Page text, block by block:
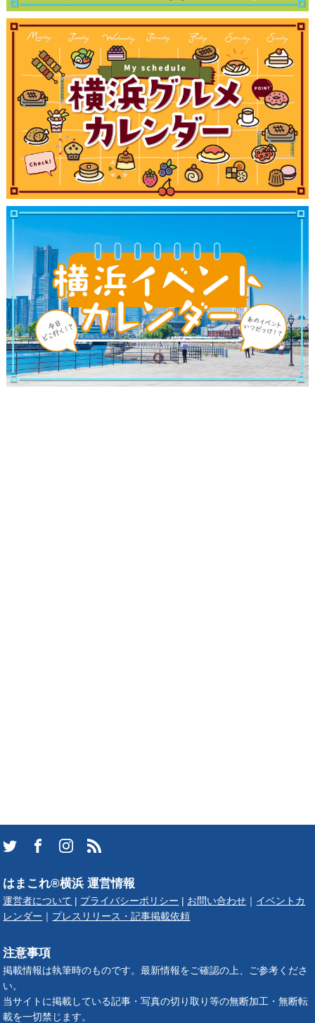
はまこれ®横浜 運営情報
運営者について プライバシーポリシー お問い合わせ
イベントカ
レンダー
プレスリリース・記事掲載依頼
注意事項
掲載情報は執筆時のものです。最新情報をご確認の上、ご参考くださ
い。
当サイトに掲載している記事・写真の切り取り等の無断加工・無断転
載を一切禁じます。